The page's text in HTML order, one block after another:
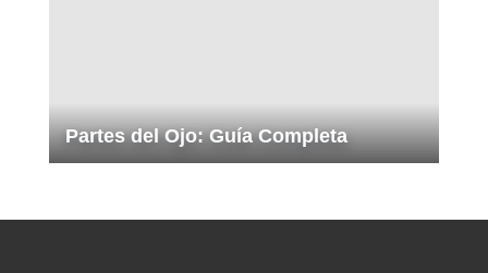
Partes del Ojo: Guía Completa